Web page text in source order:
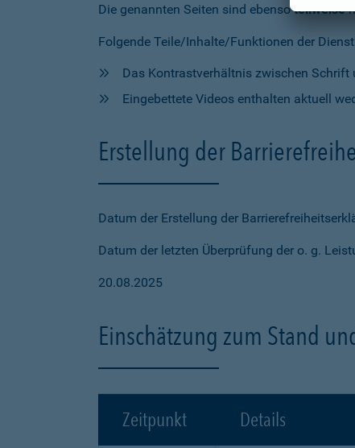
Die genannten Seiten sind ebensoteilweise
Folgende Teile/Inhalte/Funktionen der
Das Kontrastverhältnis zwischen
Eingebettete Videos enthalten aktuell
Erstellung der
Datum der Erstellung der
Datum der letzten Überprüfung der o. g.
20.08.2025
Einschätzung zum Stand
Zeitpunkt Details